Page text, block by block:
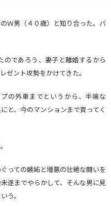
Ｗ男（４０歳）と知り合った。バ
であろう、妻子と離婚するから
ゼント攻勢をかけてきた。
の外車までというから、半端な
と、今のマンションまで買ってく
っての嫉妬と増悪の壮絶な闘いを
遂までやらかして、そんな男に見
う。